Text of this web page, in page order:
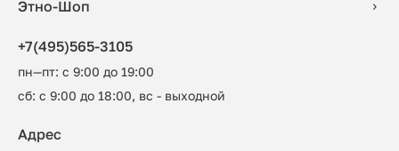
Этно-Шоп
+7(495)565-3105
пн—пт: с 9:00 до 19:00
сб: с 9:00 до 18:00, вс - выходной
Адрес